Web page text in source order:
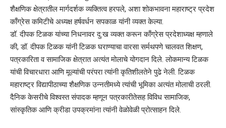
शैक्षणिक क्षेत्रातील मार्गदर्शक व्यक्तित्व हरपले, अशा शोकभावना महाराष्ट्र प्रदेश
काँग्रेस कमिटीचे अध्यक्ष हर्षवर्धन सपकाळ यांनी व्यक्त केल्या.
डॉ. दीपक टिळक यांच्या निधनावर दु:ख व्यक्त करून काँग्रेस प्रदेशाध्यक्ष म्हणाले
की, डॉ. दीपक टिळक यांनी टिळक घराण्याचा वारसा सर्मथपणे चालवत शिक्षण,
पत्रकारिता व सामाजिक क्षेत्रात अत्यंत मोलाचे योगदान दिले. लोकमान्य टिळक
यांची विचारधारा आणि मूल्यांची परंपरा त्यांनी कृतिशीलतेने पुढे नेली. टिळक
महाराष्ट्र विद्यापीठाच्या शैक्षणिक उन्नतीमध्ये त्यांची भूमिका अत्यंत मोलाची ठरली.
दैनिक केसरीचे विश्वस्त संपादक म्हणून पत्रकारीतेसह विविध सामाजिक,
सांस्कृतिक आणि क्रीडा उपक्रमांना त्यांनी वेळोवेळी प्रोत्साहन दिले.